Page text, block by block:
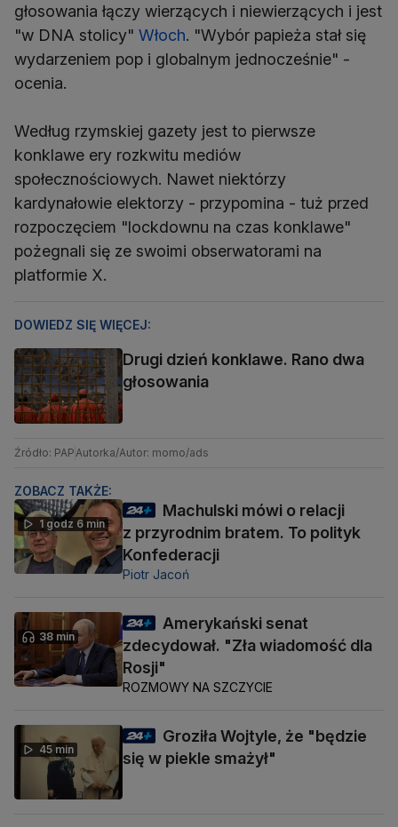
głosowania łączy wierzących i niewierzących i jest
"w DNA stolicy" Włoch. "Wybór papieża stał się
wydarzeniem pop i globalnym jednocześnie" -
ocenia.
Według rzymskiej gazety jest to pierwsze
konklawe ery rozkwitu mediów
społecznościowych. Nawet niektórzy
kardynałowie elektorzy - przypomina - tuż przed
rozpoczęciem "lockdownu na czas konklawe"
pożegnali się ze swoimi obserwatorami na
platformie X.
DOWIEDZ SIĘ WIĘCEJ:
Drugi dzień konklawe. Rano dwa
głosowania
Źródło: PAP Autorka/Autor: momo/ads
ZOBACZ TAKŻE:
1 godz 6 min
Machulski mówi o relacji
z przyrodnim bratem. To polityk
Konfederacji
Piotr Jacoń
38 min
Amerykański senat
zdecydował. "Zła wiadomość dla
Rosji"
ROZMOWY NA SZCZYCIE
45 min
Groziła Wojtyle, że "będzie
się w piekle smażył"